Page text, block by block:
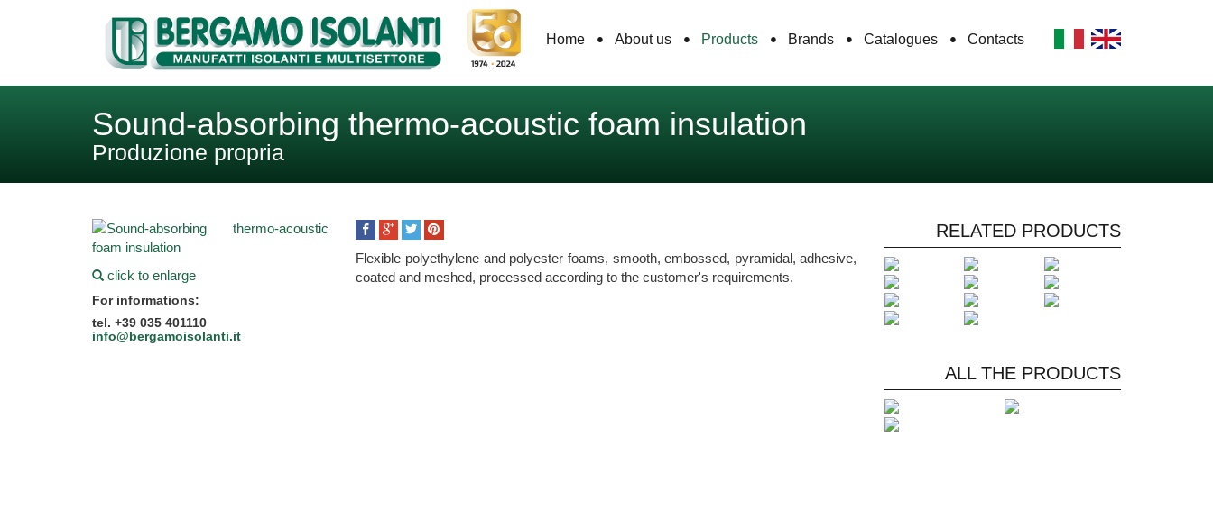
Home About us Products Brands Catalogues Contacts
Sound-absorbing thermo-acoustic foam insulation
Produzione propria
click to enlarge
For informations:
tel. +39 035 401110
info@bergamoisolanti.it
Flexible polyethylene and polyester foams, smooth, embossed, pyramidal, adhesive,
coated and meshed, processed according to the customer's requirements.
RELATED PRODUCTS
ALL THE PRODUCTS